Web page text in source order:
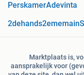
PerskamerAdevinta
2dehands2ememain
Marktplaats is,
aansprakelijk voor